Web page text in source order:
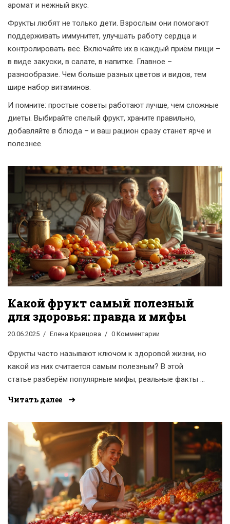
аромат и нежный вкус.
Фрукты любят не только дети. Взрослым они помогают
поддерживать иммунитет, улучшать работу сердца и
контролировать вес. Включайте их в каждый приём пищи –
в виде закуски, в салате, в напитке. Главное –
разнообразие. Чем больше разных цветов и видов, тем
шире набор витаминов.
И помните: простые советы работают лучше, чем сложные
диеты. Выбирайте спелый фрукт, храните правильно,
добавляйте в блюда – и ваш рацион сразу станет ярче и
полезнее.
Какой фрукт самый полезный
для здоровья: правда и мифы
20.06.2025 Елена Кравцова 0 Комментарии
Фрукты часто называют ключом к здоровой жизни, но
какой из них считается самым полезным? В этой
статье разберём популярные мифы, реальные факты и
добавить в свой рацион. Расскажем, как разные
активном образе жизни. Поделимся личными
наблюдениями и простыми советами, как получать
максимум пользы от фруктов каждый день.
Читать далее